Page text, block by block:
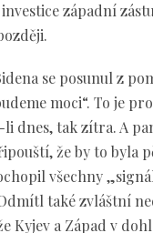
západní
se posunul z
moci“. To je
dnes, tak zítra. A
že by to byla
všechny
také zvláštní
Kyjev a Západ v